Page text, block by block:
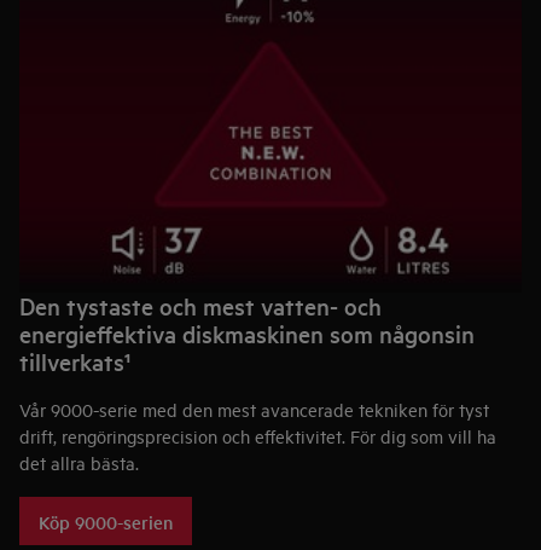
Den tystaste och mest vatten- och
energieffektiva diskmaskinen som någonsin
tillverkats¹
Vår 9000-serie med den mest avancerade tekniken för tyst
drift, rengöringsprecision och effektivitet. För dig som vill ha
det allra bästa.
Köp 9000-serien